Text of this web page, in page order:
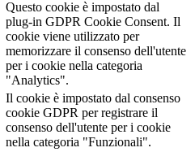
Questo cookie è impostato dal
plug-in GDPR Cookie Consent. Il
cookie viene utilizzato per
memorizzare il consenso dell'utente
per i cookie nella categoria
"Analytics".
Il cookie è impostato dal consenso
cookie GDPR per registrare il
consenso dell'utente per i cookie
nella categoria "Funzionali".